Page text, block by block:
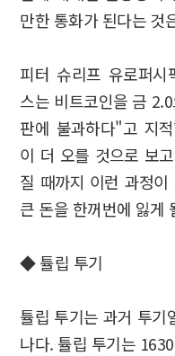
만한 통화가 된다는 것
피터 슈리프 유로퍼시
스는 비트코인을 금
판에 불과하다"고 지
이 더 오를 것으로 보
질 때까지 이런 과정
큰 돈을 한꺼번에 잃게
◆ 튤립 투기
튤립 투기는 과거 투기
나다. 튤립 투기는